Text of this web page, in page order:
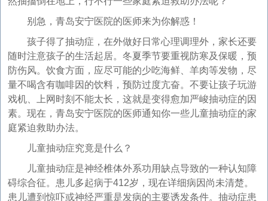
别急，青岛安宁医院的医师来为你解惑！
孩子得了抽动症，在外做好日常心理调理外，家长还要
随时注意孩子的生活起居。冬夏季节要重视防寒及保暖，预
防伤风。饮食方面，应尽可能的少吃海鲜、羊肉等发物，尽
量不喝含有咖啡因的饮料，预防过度亢奋。不要让孩子玩游
戏机、上网时刻不能太长，这就是变得愈加严峻抽动症的因
素。现在，青岛安宁医院的医师通知你一些儿童抽动症的家
庭紧迫救助办法。
儿童抽动症究竟是什么？
儿童抽动症是神经椎体外系功用缺点导致的一种认知障
碍综合征。患儿多起病于412岁，现在详细病因尚未清楚。
患儿遭到惊吓或神经严重是发病的主要诱发条件。抽动症患